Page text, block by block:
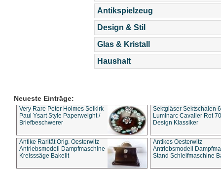
Antikspielzeug
Design & Stil
Glas & Kristall
Haushalt
Neueste Einträge:
Very Rare Peter Holmes Selkirk
Paul Ysart Style Paperweight /
Briefbeschwerer
Sektgläser Sektschalen
Luminarc Cavalier Rot
Design Klassiker
Antike Rarität Orig. Oesterwitz
Antriebsmodell Dampfmaschine
Kreisssäge Bakelit
Antikes Oesterwitz
Antriebsmodell
Stand Schleifmaschine